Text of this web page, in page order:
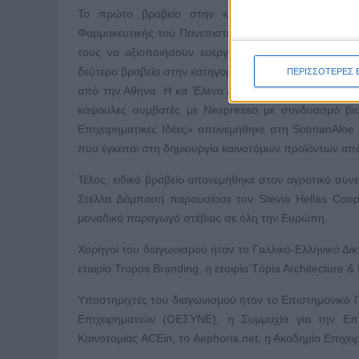
ΠΕΡΙΣΣΟΤΕΡΕΣ
Το πρώτο βραβείο στην κατηγορία «Καινοτόμες
Φαρμακευτικής του Πανεπιστημίου Πατρών. Ο κ.
τους να αξιοποιήσουν ευεργετικά φυτικά
δεύτερο βραβείο στην κατηγορία «Καινοτόμες
από την Αθήνα. Η κα Έλενα Λέκκα παρουσίασε την
κάψουλες συμβατές με Nespresso με συνδυασμό
Επιχειρηματικές Ιδέες» απονεμήθηκε στη
που έγκειται στη δημιουργία καινοτόμων προϊόντων
Τέλος, ειδικό βραβείο απονεμήθηκε στον αγροτικό
Στέλλα Δάμπαση παρουσίασε τον Stevia Hellas
μοναδικό παραγωγό στέβιας σε όλη την Ευρώπη.
Χορηγοί του διαγωνισμού ήταν το Γαλλικό-Ελληνικό
εταιρία Tropos Branding, η εταιρία Tόpia Architecture
Υποστηριχτές του διαγωνισμού ήταν το
Επιχειρηματιών (ΟΕΣΥΝΕ), η Συμμαχία για την
Καινοτομίας ACEin, το Aephoria.net, η Ακαδημία